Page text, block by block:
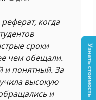
когда
сроки
чем обещали.
и понятный. За
высокую
и
Узнать стоимость